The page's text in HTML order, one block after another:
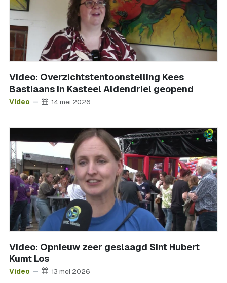
Video: Overzichtstentoonstelling Kees
Bastiaans in Kasteel Aldendriel geopend
Video 14 mei 2026
Video: Opnieuw zeer geslaagd Sint Hubert
Kumt Los
Video 13 mei 2026